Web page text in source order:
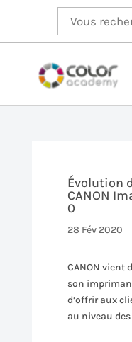
Évolution
CANON
0
28 Fév 2020
CANON vient
son
d’offrir aux
au niveau